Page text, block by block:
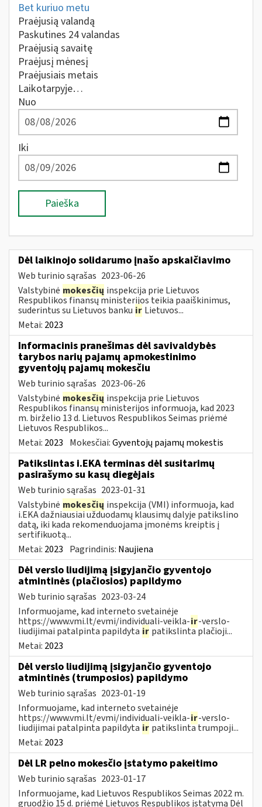
Bet kuriuo metu
Praėjusią valandą
Paskutines 24 valandas
Praėjusią savaitę
Praėjusį mėnesį
Praėjusiais metais
Laikotarpyje…
Nuo
Iki
Paieška
Dėl laikinojo solidarumo įnašo apskaičiavimo
Web turinio sąrašas 2023-06-26
Valstybinė mokesčių inspekcija prie Lietuvos
Respublikos finansų ministerijos teikia paaiškinimus,
suderintus su Lietuvos banku ir Lietuvos...
Metai: 2023
Informacinis pranešimas dėl savivaldybės
tarybos narių pajamų apmokestinimo
gyventojų pajamų mokesčiu
Web turinio sąrašas 2023-06-26
Valstybinė mokesčių inspekcija prie Lietuvos
Respublikos finansų ministerijos informuoja, kad 2023
m. birželio 13 d. Lietuvos Respublikos Seimas priėmė
Lietuvos Respublikos...
Metai: 2023 Mokesčiai:Gyventojų pajamų mokestis
Patikslintas i.EKA terminas dėl susitarimų
pasirašymo su kasų diegėjais
Web turinio sąrašas 2023-01-31
Valstybinė mokesčių inspekcija (VMI) informuoja, kad
i.EKA dažniausiai užduodamų klausimų dalyje patikslino
datą, iki kada rekomenduojama įmonėms kreiptis į
sertifikuotą...
Metai: 2023 Pagrindinis: Naujiena
Dėl verslo liudijimą įsigyjančio gyventojo
atmintinės (plačiosios) papildymo
Web turinio sąrašas 2023-03-24
Informuojame, kad interneto svetainėje
https://www.vmi.lt/evmi/individuali-veikla-ir-verslo-
liudijimai patalpinta papildyta ir patikslinta plačioji...
Metai: 2023
Dėl verslo liudijimą įsigyjančio gyventojo
atmintinės (trumposios) papildymo
Web turinio sąrašas 2023-01-19
Informuojame, kad interneto svetainėje
https://www.vmi.lt/evmi/individuali-veikla-ir-verslo-
liudijimai patalpinta papildyta ir patikslinta trumpoji...
Metai: 2023
Dėl LR pelno mokesčio įstatymo pakeitimo
Web turinio sąrašas 2023-01-17
Informuojame, kad Lietuvos Respublikos Seimas 2022 m.
gruodžio 15 d. priėmė Lietuvos Respublikos įstatymą Dėl